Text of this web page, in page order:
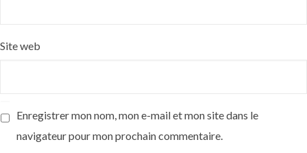
Site web
Enregistrer mon nom, mon e-mail et mon site dans le
navigateur pour mon prochain commentaire.